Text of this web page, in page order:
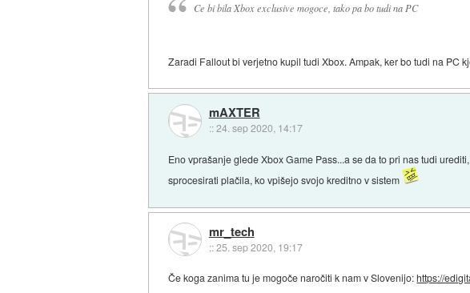
Ce bi bila Xbox exclusive mogoce, tako pa bo tudi na PC
Zaradi Fallout bi verjetno kupil tudi Xbox. Ampak, ker bo tudi na PC
mAXTER
::24. sep 2020, 14:17
Eno vprašanje glede Xbox Game Pass...a se da to pri nas tudi
sprocesirati plačila, ko vpišejo svojo kreditno v sistem
mr_tech
::25. sep 2020, 19:17
Če koga zanima tu je mogoče naročiti k nam v Slovenijo:https://